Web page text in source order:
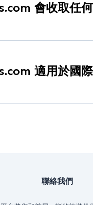
會收取任
伴訂房網站上顯示的價格
適用於國
遊規劃的理想選擇。
聯絡我們